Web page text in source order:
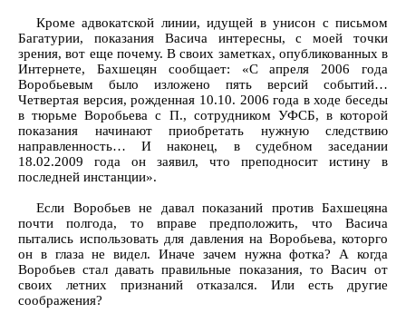
Кроме адвокатской линии, идущей в унисон с письмом
Багатурии, показания Васича интересны, с моей точки
зрения, вот еще почему. В своих заметках, опубликованных в
Интернете, Бахшецян сообщает: «С апреля 2006 года
Воробьевым было изложено пять версий событий…
Четвертая версия, рожденная 10.10. 2006 года в ходе беседы
в тюрьме Воробьева с П., сотрудником УФСБ, в которой
показания начинают приобретать нужную следствию
направленность… И наконец, в судебном заседании
18.02.2009 года он заявил, что преподносит истину в
последней инстанции».
Если Воробьев не давал показаний против Бахшецяна
почти полгода, то вправе предположить, что Васича
пытались использовать для давления на Воробьева, которго
он в глаза не видел. Иначе зачем нужна фотка? А когда
Воробьев стал давать правильные показания, то Васич от
своих летних признаний отказался. Или есть другие
соображения?